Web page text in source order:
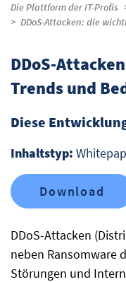
Die Plattform der IT-Profis
DDoS-Attacken: die
DDoS-Attacken
neben Ransomware
Störungen und
DDoS-
Trends und
Diese
Inhaltstyp:
Download